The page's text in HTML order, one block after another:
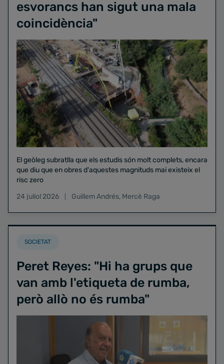
esvorancs han sigut una mala
coincidència"
El geòleg subratlla que els estudis són molt complets, encara
que diu que en obres d'aquestes magnituds mai existeix el
risc zero
24 juliol 2026
Guillem Andrés, Mercè Raga
SOCIETAT
Peret Reyes: "Hi ha grups que
van amb l'etiqueta de rumba,
però allò no és rumba"